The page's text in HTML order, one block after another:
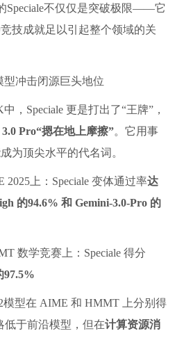
Speciale不仅仅是突破极限——它
技成就足以引起整个领域的关
，Speciale 更是打出了“王牌”，
Pro“摁在地上摩擦”。它用事
为顶尖水平的代名词。
2025上：Speciale 变体通过率达
的94.6% 和 Gemini-3.0-Pro 的
数学竞赛上：Speciale 得分
97.5%
型在 AIME 和 HMMT 上分别得
低于前沿模型，但在计算资源消